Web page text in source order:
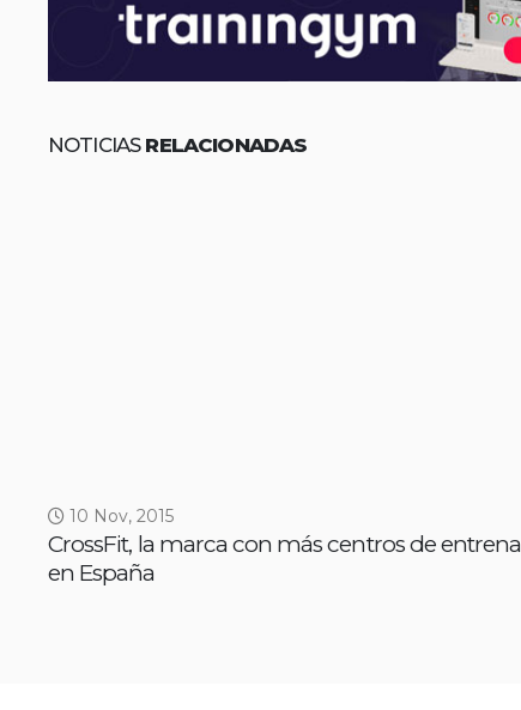
NOTICIAS RELACIONADAS
10 Nov, 2015
CrossFit, la marca con más centros de
en España